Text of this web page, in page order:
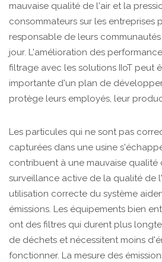
mauvaise qualité de l'air et la
consommateurs sur les entreprises
responsable de leurs
jour. L'amélioration des
filtrage avec les solutions IIoT peut
importante d'un plan de
protège leurs employés, leur
Les particules qui ne sont pas
capturées dans une usine
contribuent à une mauvaise qualité
surveillance active de la qualité de
utilisation correcte du système
émissions. Les équipements bien
ont des filtres qui durent plus
de déchets et nécessitent moins
fonctionner. La mesure des